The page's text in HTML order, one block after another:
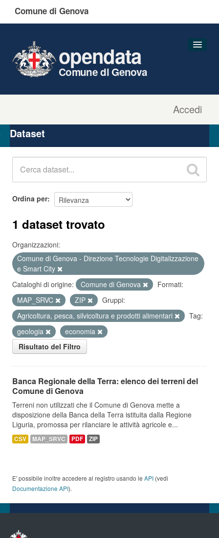
Comune di Genova
Accedi
opendata
Comune di Genova
Organizzazioni
Gruppi
Dataset
Ordina per
1 dataset trovato
Organizzazioni:
Comune di Genova - Direzione Tecnologie Digitalizzazione
e Smart City
Cataloghi di origine:
Comune di Genova
Formati:
MAP_SRVC
ZIP
Gruppi:
Agricoltura, pesca, silvicoltura e prodotti alimentari
Tag:
geologia
economia
Risultato del Filtro
Banca Regionale della Terra: elenco dei terreni del
Comune di Genova
Terreni non utilizzati che il Comune di Genova mette a
disposizione della Banca della Terra istituita dalla Regione
Liguria, promossa per rilanciare le attività agricole e...
CSV MAP_SRVC PDF ZIP
E' possibile inoltre accedere al registro usando le API (vedi
Documentazione API).